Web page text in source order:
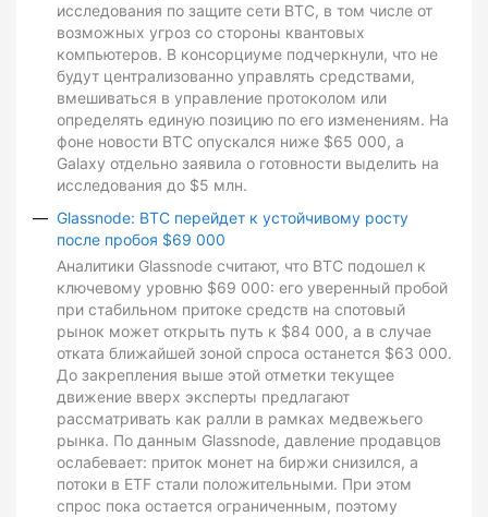
исследования по защите сети BTC, в том числе от
возможных угроз со стороны квантовых
компьютеров. В консорциуме подчеркнули, что не
будут централизованно управлять средствами,
вмешиваться в управление протоколом или
определять единую позицию по его изменениям. На
фоне новости BTC опускался ниже $65 000, а
Galaxy отдельно заявила о готовности выделить на
исследования до $5 млн.
Glassnode: BTC перейдет к устойчивому росту
после пробоя $69 000
Аналитики Glassnode считают, что BTC подошел к
ключевому уровню $69 000: его уверенный пробой
при стабильном притоке средств на спотовый
рынок может открыть путь к $84 000, а в случае
отката ближайшей зоной спроса останется $63 000.
До закрепления выше этой отметки текущее
движение вверх эксперты предлагают
рассматривать как ралли в рамках медвежьего
рынка. По данным Glassnode, давление продавцов
ослабевает: приток монет на биржи снизился, а
потоки в ETF стали положительными. При этом
спрос пока остается ограниченным, поэтому